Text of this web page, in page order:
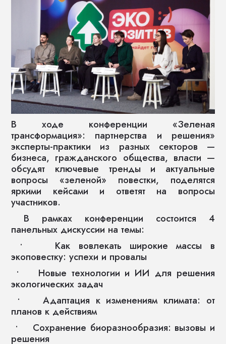
В ходе конференции «Зеленая
трансформация»: партнерства и решения»
эксперты-практики из разных секторов —
бизнеса, гражданского общества, власти —
обсудят ключевые тренды и актуальные
вопросы «зеленой» повестки, поделятся
яркими кейсами и ответят на вопросы
участников.
В рамках конференции состоится 4
панельных дискуссии на темы:
• Как вовлекать широкие массы в
экоповестку: успехи и провалы
• Новые технологии и ИИ для решения
экологических задач
• Адаптация к изменениям климата: от
планов к действиям
• Сохранение биоразнообразия: вызовы и
решения